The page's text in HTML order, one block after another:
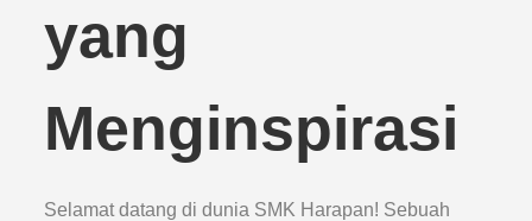
yang
Menginspirasi
Selamat datang di dunia SMK Harapan! Sebuah